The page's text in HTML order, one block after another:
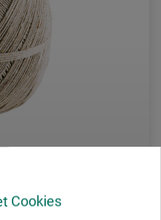
Cookies